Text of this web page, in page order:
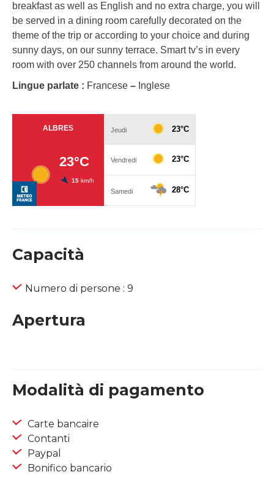
breakfast as well as English and no extra charge, you will
be served in a dining room carefully decorated on the
theme of the trip or according to your choice and during
sunny days, on our sunny terrace. Smart tv’s in every
room with over 250 channels from around the world.
Lingue parlate : Francese – Inglese
Capacità
Numero di persone : 9
Apertura
Modalità di pagamento
Carte bancaire
Contanti
Paypal
Bonifico bancario